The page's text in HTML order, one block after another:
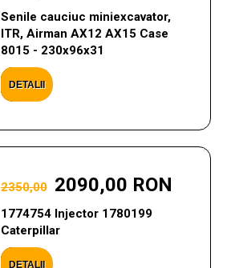
Senile cauciuc miniexcavator,
ITR, Airman AX12 AX15 Case
8015 - 230x96x31
DETALII
2350,00 2090,00 RON
1774754 Injector 1780199
Caterpillar
DETALII